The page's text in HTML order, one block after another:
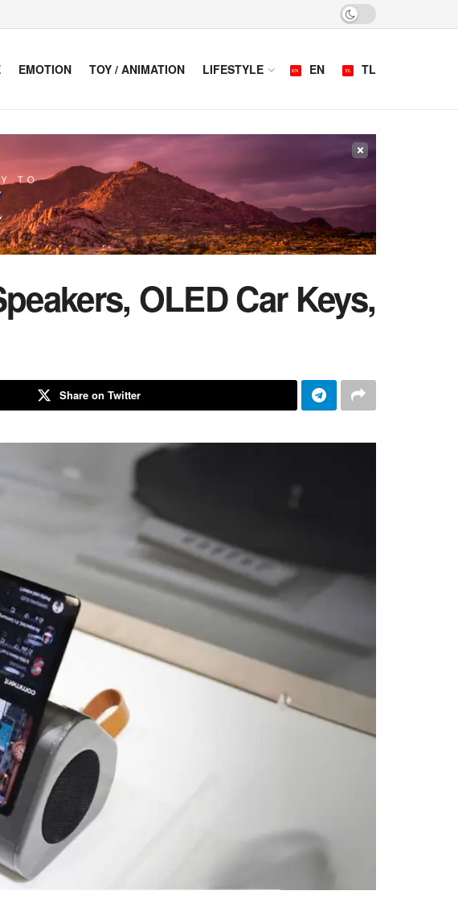
EMOTION TOY / ANIMATION LIFESTYLE EN TL
×
OLED Car Keys,
Share on Twitter